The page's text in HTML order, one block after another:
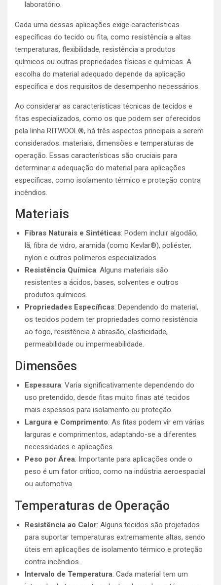
laboratório.
Cada uma dessas aplicações exige características
específicas do tecido ou fita, como resistência a altas
temperaturas, flexibilidade, resistência a produtos
químicos ou outras propriedades físicas e químicas. A
escolha do material adequado depende da aplicação
específica e dos requisitos de desempenho necessários.
Ao considerar as características técnicas de tecidos e
fitas especializados, como os que podem ser oferecidos
pela linha RITWOOL®, há três aspectos principais a serem
considerados: materiais, dimensões e temperaturas de
operação. Essas características são cruciais para
determinar a adequação do material para aplicações
específicas, como isolamento térmico e proteção contra
incêndios.
Materiais
Fibras Naturais e Sintéticas: Podem incluir algodão,
lã, fibra de vidro, aramida (como Kevlar®), poliéster,
nylon e outros polímeros especializados.
Resistência Química: Alguns materiais são
resistentes a ácidos, bases, solventes e outros
produtos químicos.
Propriedades Específicas: Dependendo do material,
os tecidos podem ter propriedades como resistência
ao fogo, resistência à abrasão, elasticidade,
permeabilidade ou impermeabilidade.
Dimensões
Espessura: Varia significativamente dependendo do
uso pretendido, desde fitas muito finas até tecidos
mais espessos para isolamento ou proteção.
Largura e Comprimento: As fitas podem vir em várias
larguras e comprimentos, adaptando-se a diferentes
necessidades e aplicações.
Peso por Área: Importante para aplicações onde o
peso é um fator crítico, como na indústria aeroespacial
ou automotiva.
Temperaturas de Operação
Resistência ao Calor: Alguns tecidos são projetados
para suportar temperaturas extremamente altas, sendo
úteis em aplicações de isolamento térmico e proteção
contra incêndios.
Intervalo de Temperatura: Cada material tem um